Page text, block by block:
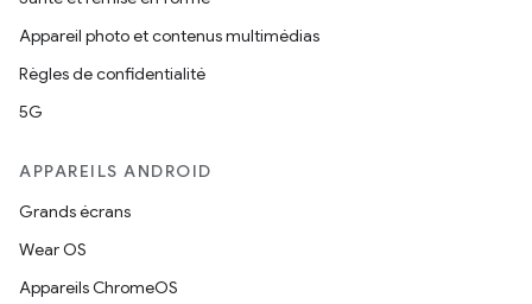
Appareil photo et contenus multimédias
Règles de confidentialité
5G
APPAREILS ANDROID
Grands écrans
Wear OS
Appareils ChromeOS